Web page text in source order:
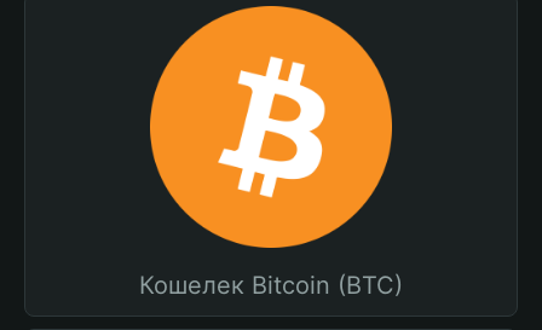
Кошелек Bitcoin (BTC)